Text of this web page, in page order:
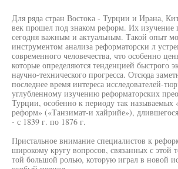
Для ряда стран Востока - Турции и Ирана,
век прошел под знаком реформ. Их изучение
сегодня важным и актуальным. Такой опыт
инструментом анализа реформаторски л
современного человечества, что особенно
которые определяются тенденцией быстрого
научно-технического прогресса. Отсюда
последнее время интереса исследователей-
углубленному изучению реформаторских
Турции, особенно к периоду так называемых
реформ» («Танзимат-и хайрийе»),
- с 1839 г. по 1876 г.
Пристальное внимание специалистов к
широкому кругу вопросов, связанных с этой
той большой ролью, которую играл в новой